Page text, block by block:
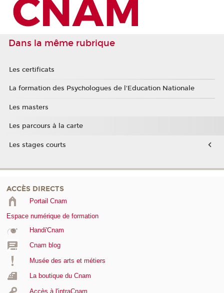
Dans la même rubrique
Les certificats
La formation des Psychologues de l'Education Nationale
Les masters
Les parcours à la carte
Les stages courts
ACCÈS DIRECTS
Portail Cnam
Espace numérique de formation
Handi'Cnam
Cnam blog
Musée des arts et métiers
La boutique du Cnam
Accès à l'intraCnam